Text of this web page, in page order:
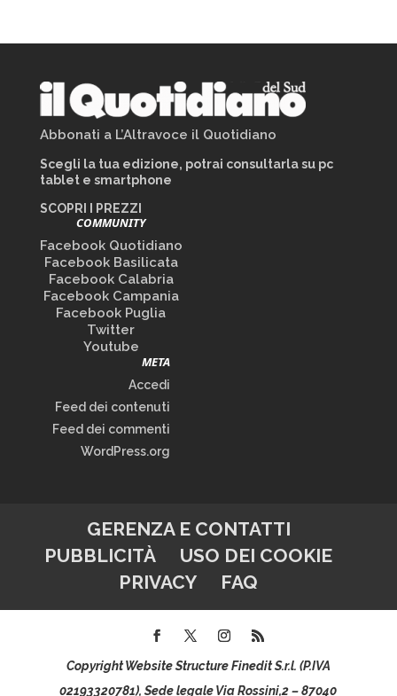
Abbonati a L’Altravoce il Quotidiano
Scegli la tua edizione, potrai consultarla su pc
tablet e smartphone
SCOPRI I PREZZI
COMMUNITY
Facebook Quotidiano
Facebook Basilicata
Facebook Calabria
Facebook Campania
Facebook Puglia
Twitter
Youtube
META
Accedi
Feed dei contenuti
Feed dei commenti
WordPress.org
GERENZA E CONTATTI
PUBBLICITÀ
USO DEI COOKIE
PRIVACY
FAQ
Copyright Website Structure Finedit S.r.l. (P.IVA
02193320781), Sede legale Via Rossini,2 – 87040